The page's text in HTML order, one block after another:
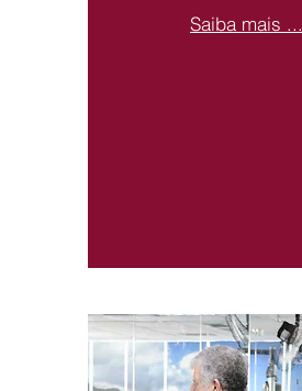
Saiba mais ...